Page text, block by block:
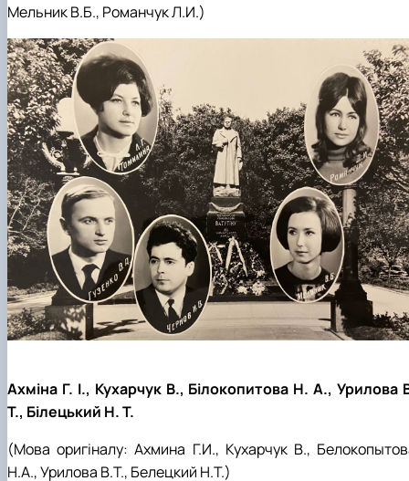
Мельник В.Б., Романчук Л.И.)
Ахміна Г. І., Кухарчук В., Білокопитова Н. А., Урилова
Т., Білецький Н. Т.
(Мова оригіналу: Ахмина Г.И., Кухарчук В.,
Н.А., Урилова В.Т., Белецкий Н.Т.)